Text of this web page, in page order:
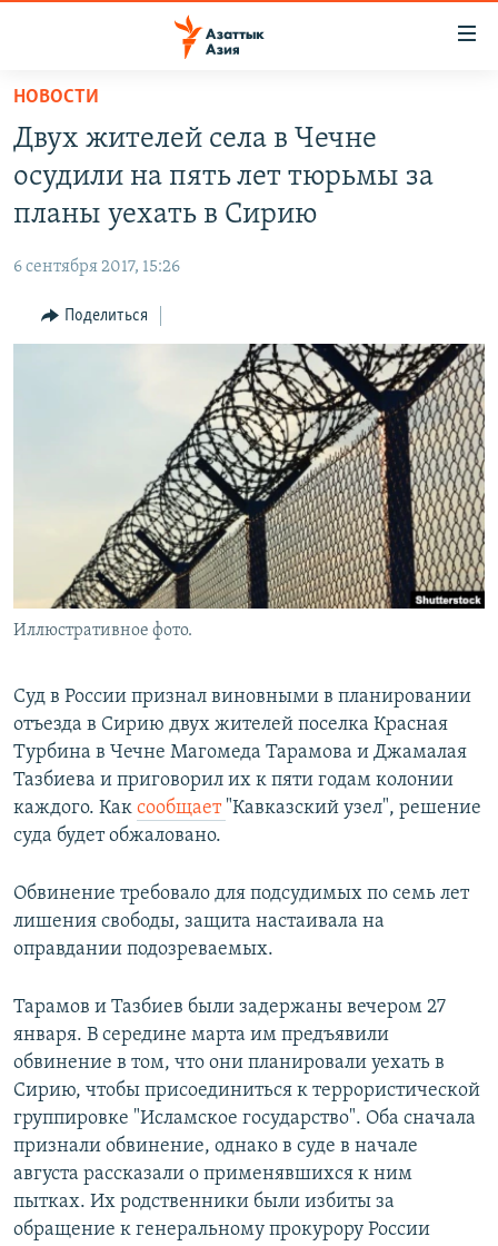
Вернуться
основному
содержанию
Вернутся
главной
навигации
Вернутся
КАЗАХСТАН
ТАДЖИКИСТАН
НОВОСТИ
ВОЙНА В УКРАИНЕ
ҚАЗАҚША
КЫРГЫЗЧА
НОВОСТИ
Двух жителей села в Чечне
осудили на пять лет тюрьмы за
планы уехать в Сирию
6 сентября 2017, 15:26
Поделиться
Иллюстративное фото.
Суд в России признал виновными в планировании
отъезда в Сирию двух жителей поселка Красная
Турбина в Чечне Магомеда Тарамова и Джамалая
Тазбиева и приговорил их к пяти годам колонии
каждого. Как сообщает "Кавказский узел", решение
суда будет обжаловано.
Обвинение требовало для подсудимых по семь лет
лишения свободы, защита настаивала на
оправдании подозреваемых.
Тарамов и Тазбиев были задержаны вечером 27
января. В середине марта им предъявили
обвинение в том, что они планировали уехать в
Сирию, чтобы присоединиться к террористической
группировке "Исламское государство". Оба сначала
признали обвинение, однако в суде в начале
августа рассказали о применявшихся к ним
пытках. Их родственники были избиты за
обращение к генеральному прокурору России